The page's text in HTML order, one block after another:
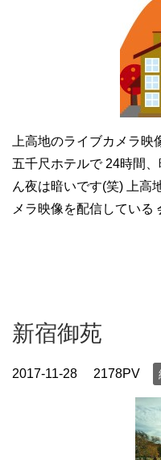
上高地のライブカメラ
五千尺ホテルで 24時間
ん夜は暗いです(笑) 上高
メラ映像を配信してい
新宿御苑
2017-11-28 2178PV